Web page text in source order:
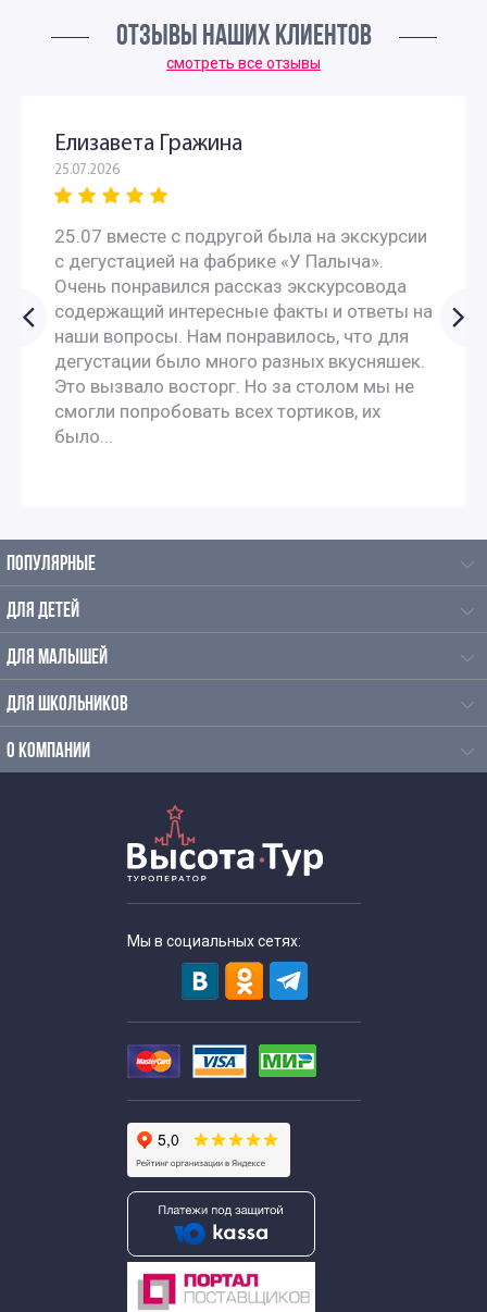
ОТЗЫВЫ НАШИХ КЛИЕНТОВ
смотреть все отзывы
Елизавета Гражина
25.07.2026
25.07 вместе с подругой была на экскурсии
с дегустацией на фабрике «У Палыча».
Очень понравился рассказ экскурсовода
содержащий интересные факты и ответы на
наши вопросы. Нам понравилось, что для
дегустации было много разных вкусняшек.
Это вызвало восторг. Но за столом мы не
смогли попробовать всех тортиков, их
было...
ПОПУЛЯРНЫЕ
ДЛЯ ДЕТЕЙ
ДЛЯ МАЛЫШЕЙ
ДЛЯ ШКОЛЬНИКОВ
О КОМПАНИИ
Мы в социальных сетях: